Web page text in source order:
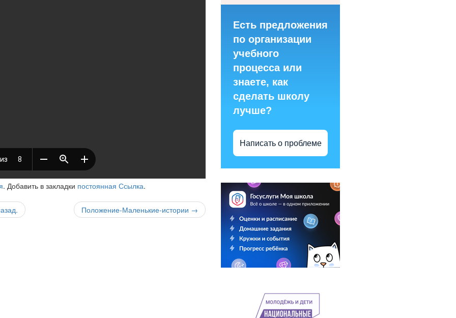
. Добавить в закладки постоянная Ссылка.
Положение-Маленькие-истории →
Есть предложения
по организации
учебного
процесса или
знаете, как
сделать школу
лучше?
Написать о проблеме